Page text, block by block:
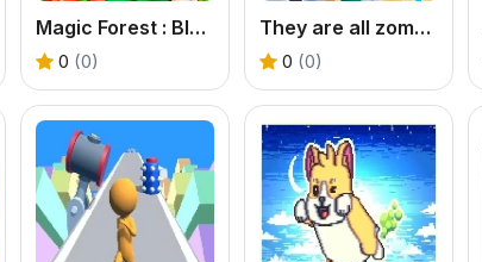
Magic Forest : Block Puzzle
0 (0)
They are all zombies
0 (0)